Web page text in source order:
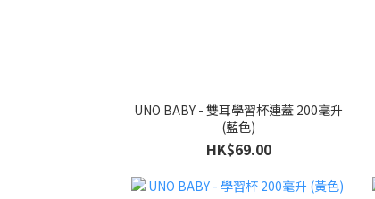
UNO BABY - 雙耳學習杯連蓋 200毫升
(藍色)
HK$69.00